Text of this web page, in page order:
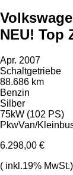
NEU! Top
Apr. 2007
Schaltgetriebe
88.686 km
Benzin
Silber
75kW (102 PS)
PkwVan/
6.298,00 €
( inkl.19% MwSt.)